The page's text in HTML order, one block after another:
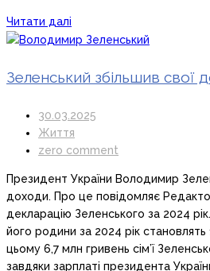
Читати далі
Зеленський збільшив свої
30.03.2025
Життя
zero comment
Президент України Володимир
доходи. Про це повідомляє
декларацію Зеленського за 2024
його родини за 2024 рік
цьому 6,7 млн гривень сім’ї
завдяки зарплаті президента